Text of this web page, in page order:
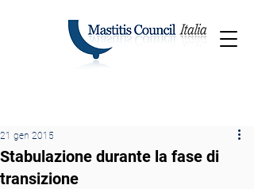
Stabulazione durante la fase di
transizione
21 gen 2015